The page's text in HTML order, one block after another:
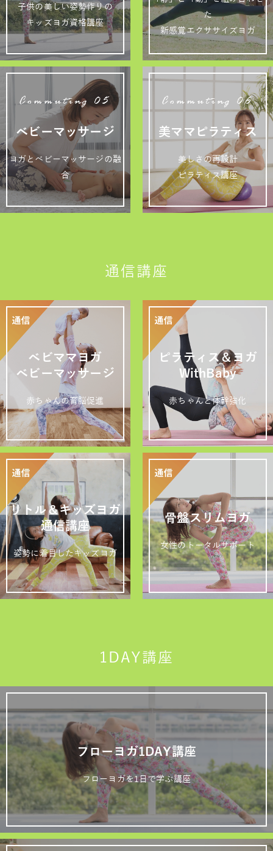
子供の美しい姿勢作りの
キッズヨガ資格講座
た
新感覚エクササイズヨガ
Commuting 05
ベビーマッサージ
ヨガとベビーマッサージの融
合
Commuting 06
美ママピラティス
美しさの再設計
ピラティス講座
通信講座
ベビママヨガ
ベビーマッサージ
赤ちゃんの育脳促進
ピラティス＆ヨガ
WithBaby
赤ちゃんと体幹強化
リトル＆キッズヨガ
通信講座
姿勢に着目したキッズヨガ
骨盤スリムヨガ
女性のトータルサポート
1DAY講座
フローヨガ1DAY講座
フローヨガを1日で学ぶ講座